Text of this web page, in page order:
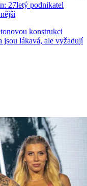
27letý podnikatel
konstrukci
jsou lákavá, ale vyžadují